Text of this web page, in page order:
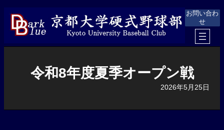
キ
お問い合わ
せ
令和8年度夏季オープン戦
2026年5月25日